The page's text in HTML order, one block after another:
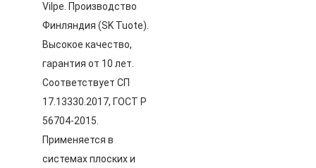
Vilpe. Производство
Финляндия (SK Tuote).
Высокое качество,
гарантия от 10 лет.
Соответствует СП
17.13330.2017, ГОСТ Р
56704-2015.
Применяется в
системах плоских и